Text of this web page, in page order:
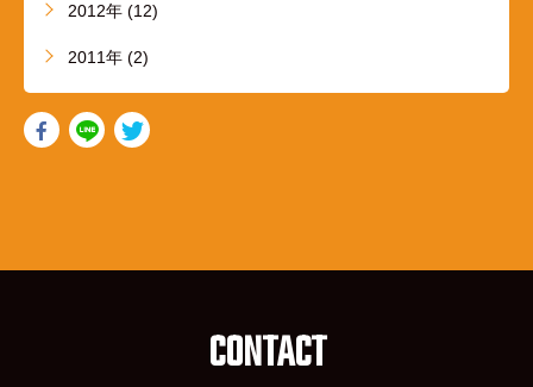
2012年 (12)
2011年 (2)
CONTACT